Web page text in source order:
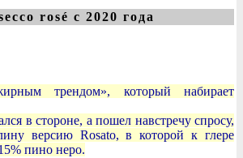
rosé с 2020 года
трендом», который набирает
в стороне, а пошел навстречу спросу,
версию Rosato, в которой к глере
пино неро.